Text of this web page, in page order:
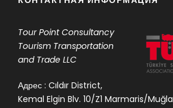
Tour PointConsultancy
Tourism Transportation
and Trade LLC
Адрес : Cıldır District,
Kemal Elgin Blv. 10/Z1 Marmaris/Muğla